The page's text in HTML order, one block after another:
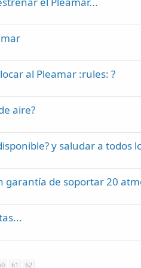
al Pleamar :rules: ?
aire?
y saludar a todos
garantía de soportar 20
61 62